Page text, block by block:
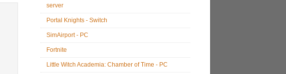
server
Portal Knights - Switch
SimAirport - PC
Fortnite
Little Witch Academia: Chamber of Time - PC